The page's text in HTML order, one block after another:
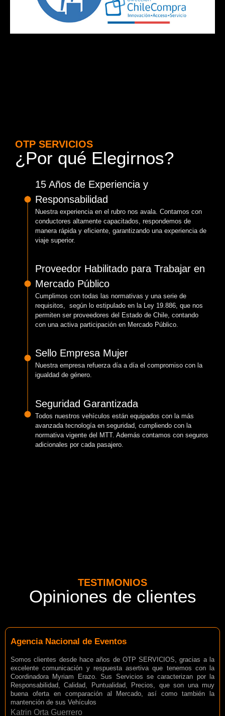
OTP SERVICIOS
¿Por qué Elegirnos?
15 Años de Experiencia y
Responsabilidad
Nuestra experiencia en el rubro nos avala. Contamos con
conductores altamente capacitados, respondemos de
manera rápida y eficiente, garantizando una experiencia de
viaje superior.
Proveedor Habilitado para Trabajar en
Mercado Público
Cumplimos con todas las normativas y una serie de
requisitos, según lo estipulado en la Ley 19.886, que nos
permiten ser proveedores del Estado de Chile, contando
con una activa participación en Mercado Público.
Sello Empresa Mujer
Nuestra empresa refuerza día a día el compromiso con la
igualdad de género.
Seguridad Garantizada
Todos nuestros vehículos están equipados con la más
avanzada tecnología en seguridad, cumpliendo con la
normativa vigente del MTT. Además contamos con seguros
adicionales por cada pasajero.
TESTIMONIOS
Opiniones de clientes
Agencia Nacional de Eventos
Somos clientes desde hace años de OTP SERVICIOS, gracias a la
excelente comunicación y respuesta asertiva que tenemos con la
Coordinadora Myriam Erazo. Sus Servicios se caracterizan por la
Responsabilidad, Calidad, Puntualidad, Precios, que son una muy
buena oferta en comparación al Mercado, así como también la
mantención de sus Vehículos
Katrin Orta Guerrero